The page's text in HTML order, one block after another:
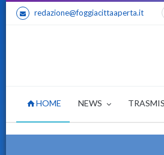
redazione@foggiacittaaperta.it
HOME NEWS